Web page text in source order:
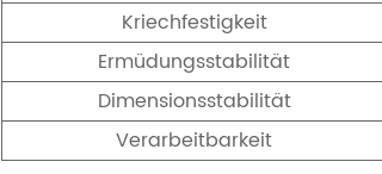
Kriechfestigkeit
Ermüdungsstabilität
Dimensionsstabilität
Verarbeitbarkeit